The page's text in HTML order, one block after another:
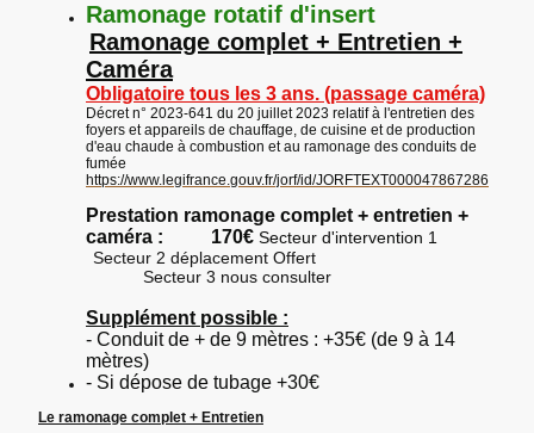
Ramonage rotatif d'insert
Ramonage complet + Entretien +
Caméra
Obligatoire tous les 3 ans. (passage caméra)
Décret n° 2023-641 du 20 juillet 2023 relatif à l'entretien des
foyers et appareils de chauffage, de cuisine et de production
d'eau chaude à combustion et au ramonage des conduits de
fumée
https://www.legifrance.gouv.fr/jorf/id/JORFTEXT000047867286
Prestation ramonage complet + entretien +
caméra : 170€ Secteur d'intervention 1
Secteur 2 déplacement Offert
Secteur 3 nous consulter
Supplément possible :
- Conduit de + de 9 mètres : +35€ (de 9 à 14
mètres)
- Si dépose de tubage +30€
Le ramonage complet + Entretien